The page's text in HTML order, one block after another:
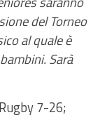
del Torneo
al quale è
Sarà
7-26;